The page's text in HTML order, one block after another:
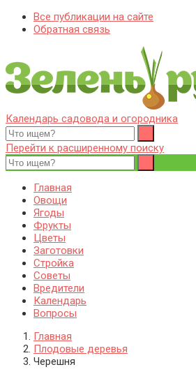
Все публикации на сайте
Обратная связь
Zelenj.ru – все про садоводство,
птицеводство
Особенности садоводства,
птицеводства. Выращивания культур,
Уход за дачным участком, деревьями
советы дачникам и садоводам
Календарь садовода и огородника
Перейти к расширенному поиску
Главная
Овощи
Ягоды
Фрукты
Цветы
Заготовки
Стройка
Советы
Вредители
Календарь
Вопросы
Главная
Плодовые деревья
Черешня